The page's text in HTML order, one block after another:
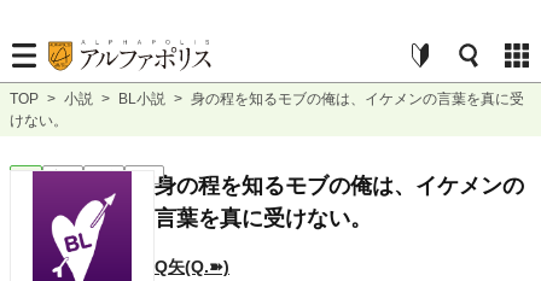
TOP > 小説 > BL小説 > 身の程を知るモブの俺は、イケメンの言葉を真に受
けない。
BL 完結 短編
身の程を知るモブの俺は、イケメンの
言葉を真に受けない。
Q矢(Q.➽)